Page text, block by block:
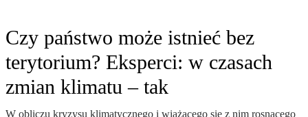
Czy państwo może istnieć bez
terytorium? Eksperci: w czasach
zmian klimatu – tak
W obliczu kryzysu klimatycznego i wiążącego się z nim rosnącego